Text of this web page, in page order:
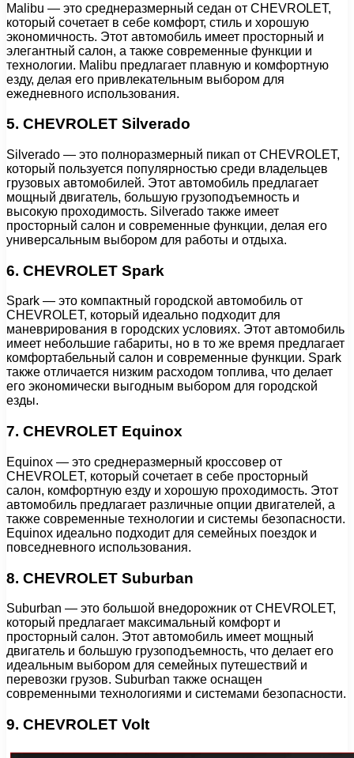
Malibu — это среднеразмерный седан от CHEVROLET,
который сочетает в себе комфорт, стиль и хорошую
экономичность. Этот автомобиль имеет просторный и
элегантный салон, а также современные функции и
технологии. Malibu предлагает плавную и комфортную
езду, делая его привлекательным выбором для
ежедневного использования.
5. CHEVROLET Silverado
Silverado — это полноразмерный пикап от CHEVROLET,
который пользуется популярностью среди владельцев
грузовых автомобилей. Этот автомобиль предлагает
мощный двигатель, большую грузоподъемность и
высокую проходимость. Silverado также имеет
просторный салон и современные функции, делая его
универсальным выбором для работы и отдыха.
6. CHEVROLET Spark
Spark — это компактный городской автомобиль от
CHEVROLET, который идеально подходит для
маневрирования в городских условиях. Этот автомобиль
имеет небольшие габариты, но в то же время предлагает
комфортабельный салон и современные функции. Spark
также отличается низким расходом топлива, что делает
его экономически выгодным выбором для городской
езды.
7. CHEVROLET Equinox
Equinox — это среднеразмерный кроссовер от
CHEVROLET, который сочетает в себе просторный
салон, комфортную езду и хорошую проходимость. Этот
автомобиль предлагает различные опции двигателей, а
также современные технологии и системы безопасности.
Equinox идеально подходит для семейных поездок и
повседневного использования.
8. CHEVROLET Suburban
Suburban — это большой внедорожник от CHEVROLET,
который предлагает максимальный комфорт и
просторный салон. Этот автомобиль имеет мощный
двигатель и большую грузоподъемность, что делает его
идеальным выбором для семейных путешествий и
перевозки грузов. Suburban также оснащен
современными технологиями и системами безопасности.
9. CHEVROLET Volt